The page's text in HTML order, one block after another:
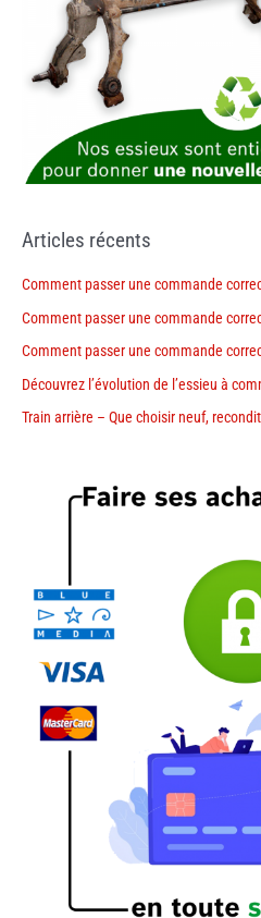
Articles récents
Comment passer une commande
Comment passer une commande
Comment passer une commande
Découvrez l’évolution de l’essieu à
Train arrière – Que choisir neuf,